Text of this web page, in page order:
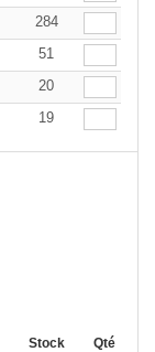
284
51
20
19
Stock Qté